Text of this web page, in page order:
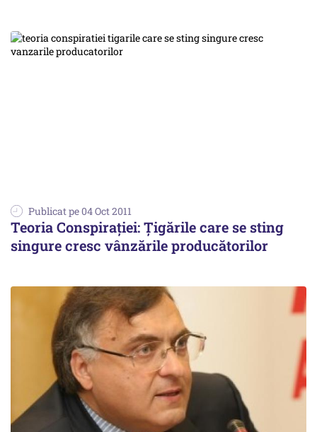
Publicat pe 04 Oct 2011
Teoria Conspirației: Ţigările care se sting
singure cresc vânzările producătorilor